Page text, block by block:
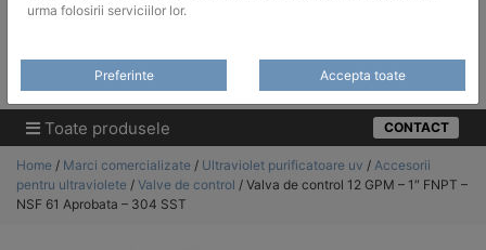
Products
Toate produsele CONTACT
Home / Marci comercializate / Ultraviolet purificatoare uv / Accesorii
pentru ultraviolete / Valve de control / Valva de control 12 GPM – 1″ FNPT –
NSF 61 Aprobata – 304 SST
urma folosirii serviciilor lor.
Preferinte Accepta toate